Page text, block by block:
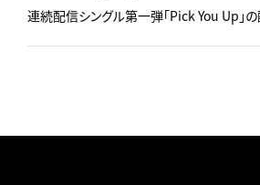
連続配信シングル第一弾「Pick You Up」の